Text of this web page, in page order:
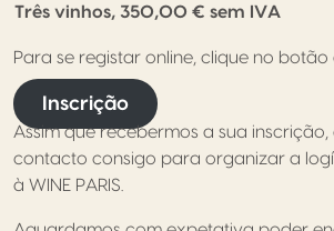
Três vinhos, 350,00 € sem IVA
Para se registar online, clique no
Inscrição
Assim que recebermos a sua
contacto consigo para organizar a
à WINE PARIS.